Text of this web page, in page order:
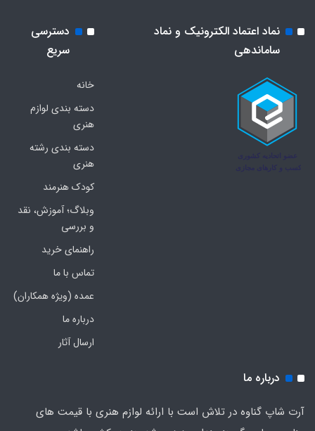
نماد اعتماد الکترونیک و نماد
ساماندهی
دسترسی
سریع
خانه
دسته بندی لوازم
هنری
دسته بندی رشته
هنری
کودک هنرمند
وبلاگ؛ آموزش، نقد
و بررسی
راهنمای خرید
تماس با ما
عمده (ویژه همکاران)
درباره ما
ارسال آثار
درباره ما
آرت شاپ گناوه در تلاش است با ارائه لوازم هنری با قیمت های